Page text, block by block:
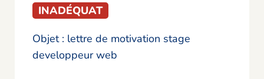
INADÉQUAT
Objet : lettre de motivation stage
developpeur web